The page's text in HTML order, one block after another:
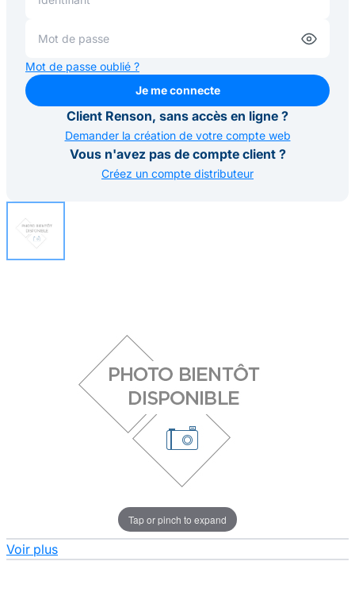
Tap or pinch to expand
Voir plus
Mot de passe oublié ?
Je me connecte
Je me connecte
Client Renson, sans accès en ligne ?
Demander la création de votre compte web
Vous n'avez pas de compte client ?
Créez un compte distributeur